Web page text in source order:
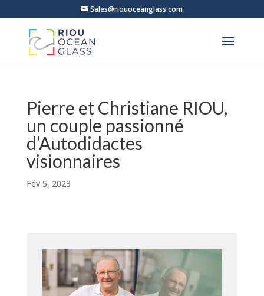
Sales@riouoceanglass.com
Pierre et Christiane RIOU,
un couple passionné
d’Autodidactes
visionnaires
Fév 5, 2023